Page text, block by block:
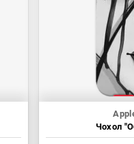
Чохол